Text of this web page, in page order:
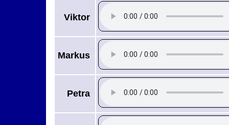
Viktor
Markus
Petra